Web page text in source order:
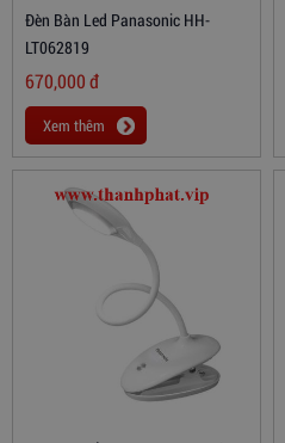
Đèn Bàn Led Panasonic HH-
LT062819
670,000đ
Xem thêm